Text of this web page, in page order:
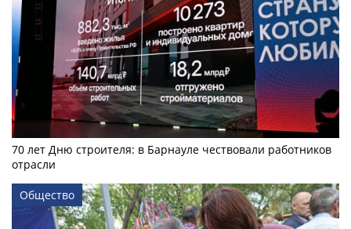
70 лет Дню строителя: в Барнауле чествовали работников
отрасли
Общество